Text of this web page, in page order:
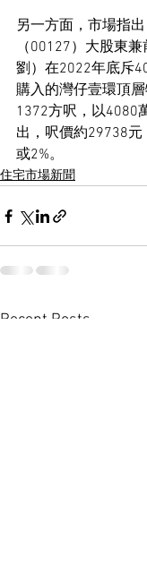
另一方面，市場指
（00127）大股東
劉）在2022年底斥
購入的灣仔壹環頂
1372方呎，以4080
出，呎價約29738
或2%。
住宅市場新聞
Recent Posts